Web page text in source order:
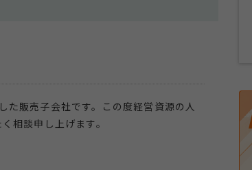
た販売子会社です。この度経営資源の人
談申し上げます。